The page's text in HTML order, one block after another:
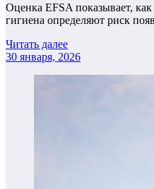
Оценка EFSA показывает,
гигиена определяют риск
Читать далее
30 января, 2026